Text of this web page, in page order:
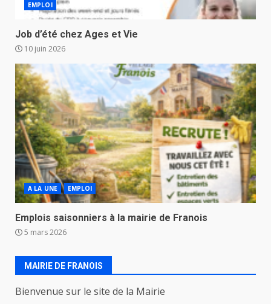
EMPLOI
Job d’été chez Ages et Vie
10 juin 2026
A LA UNE EMPLOI
Emplois saisonniers à la mairie de Franois
5 mars 2026
MAIRIE DE FRANOIS
Bienvenue sur le site de la Mairie